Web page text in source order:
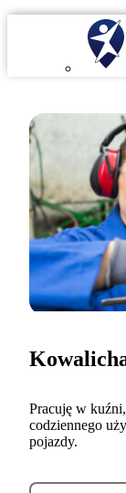
Pracuję w
codziennego
pojazdy.